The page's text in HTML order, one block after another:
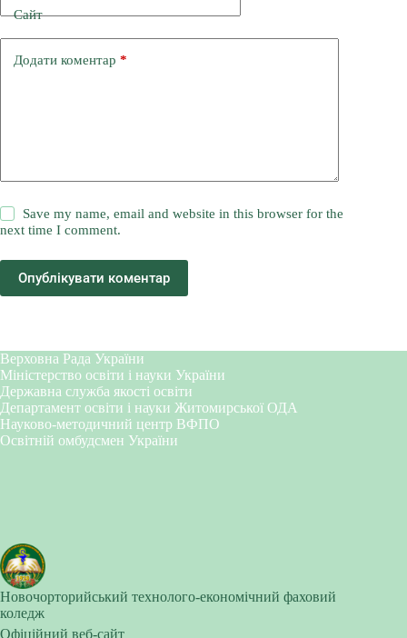
Сайт
Додати коментар *
Save my name, email and website in this browser for the
next time I comment.
Опублікувати коментар
Верховна Рада України
Міністерство освіти і науки України
Державна служба якості освіти
Департамент освіти і науки Житомирської ОДА
Науково-методичний центр ВФПО
Освітній омбудсмен України
Новочорторийський технолого-економічний фаховий
коледж
Офіційний веб-сайт